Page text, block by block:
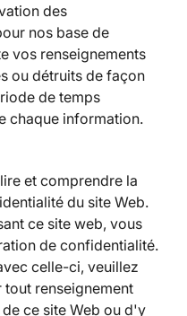
des
nos base de
vos renseignements
ou détruits de façon
de temps
chaque information.
et comprendre la
du site Web.
ce site web, vous
de confidentialité.
celle-ci, veuillez
renseignement
ce site Web ou d'y